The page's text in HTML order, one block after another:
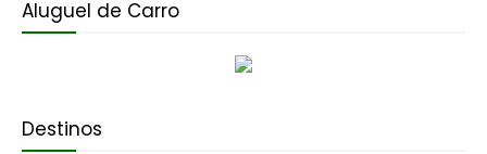
Aluguel de Carro
Destinos